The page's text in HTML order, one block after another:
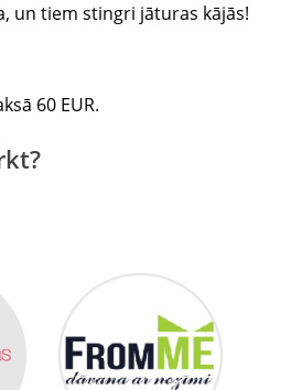
un tiem stingri jāturas kājās!
60 EUR.